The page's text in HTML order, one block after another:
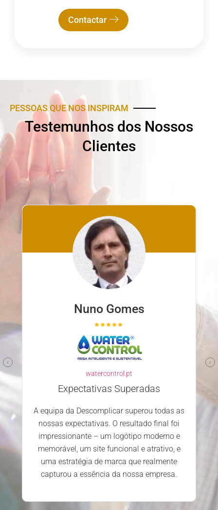
Contactar
PESSOAS QUE NOS INSPIRAM
Testemunhos dos Nossos
Clientes
Nuno Gomes
watercontrol.pt
Expectativas Superadas
A equipa da Descomplicar superou todas as
nossas expectativas. O resultado final foi
impressionante – um logótipo moderno e
memorável, um site funcional e atrativo, e
uma estratégia de marca que realmente
capturou a essência da nossa empresa.